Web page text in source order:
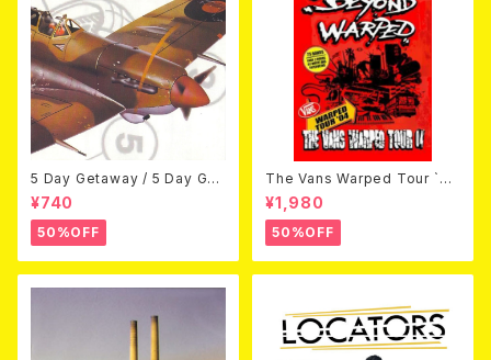
5 Day Getaway / 5 Day Get
away (CDEP)
¥740
50%OFF
The Vans Warped Tour `04
Beyond Warped (国内盤DV
D)
¥1,980
50%OFF